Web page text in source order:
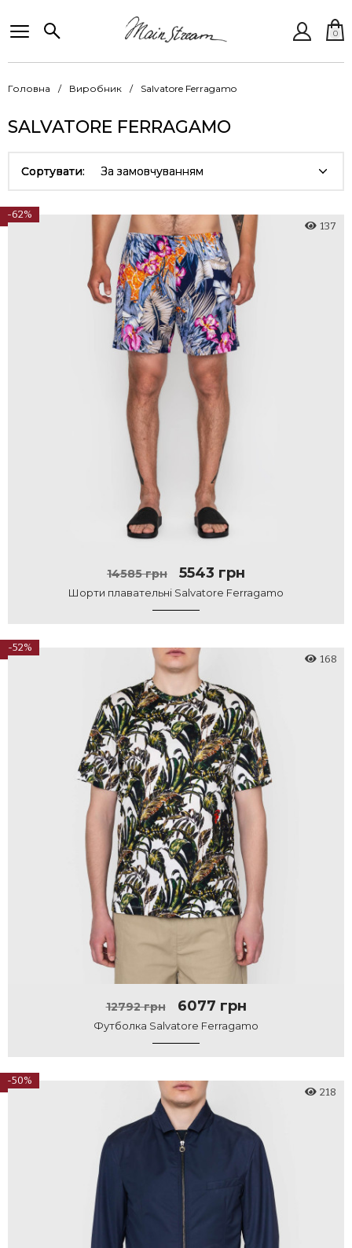
0
Головна Виробник Salvatore Ferragamo
SALVATORE FERRAGAMO
Сортувати: За замовчуванням
-62%
14585 грн 5543 грн
Шорти плавательні Salvatore Ferragamo
137
-52%
12792 грн 6077 грн
Футболка Salvatore Ferragamo
168
-50%
218